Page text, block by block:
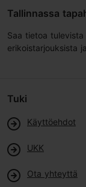
Tallinnassa
Saa tietoa
erikoistarjouksista
Tuki
Käyttöehdot
UKK
Ota yhteyttä